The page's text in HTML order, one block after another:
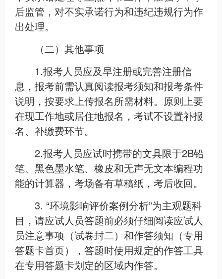
后监管，对不实承诺行为和违纪违规行为作
出处理。
（二）其他事项
1.报考人员应及早注册或完善注册信
息，报考前需认真阅读报考须知和报考条件
说明，按要求上传报名所需材料。原则上要
在现工作地或居住地报名，考试不设置补报
名、补缴费环节。
2.报考人员应试时携带的文具限于2B铅
笔、黑色墨水笔、橡皮和无声无文本编程功
能的计算器，考场备有草稿纸，考后收回。
3. “环境影响评价案例分析”为主观题科
目，请应试人员答题前必须仔细阅读应试人
员注意事项（试卷封二）和作答须知（专用
答题卡首页），答题时使用规定的作答工具
在专用答题卡划定的区域内作答。